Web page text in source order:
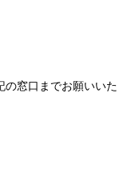
の窓口までお願いいた